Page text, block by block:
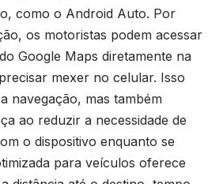
como o Android Auto. Por
os motoristas podem acessar
Google Maps diretamente na
mexer no celular. Isso
navegação, mas também
ao reduzir a necessidade de
o dispositivo enquanto se
para veículos oferece